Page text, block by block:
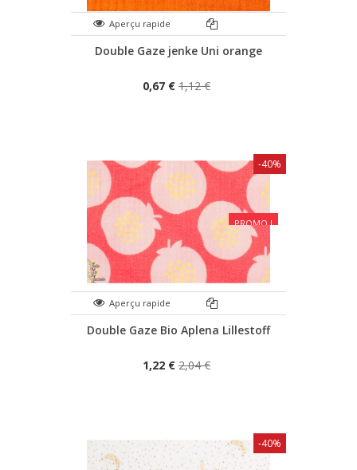
Aperçu rapide
Double Gaze jenke Uni orange
0,67 € 1,12 €
PROMO !
Aperçu rapide
Double Gaze Bio Aplena Lillestoff
1,22 € 2,04 €
-40%
-40%